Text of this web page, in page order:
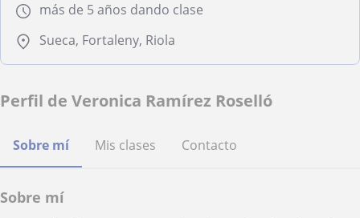
más de 5 años dando clase
Sueca, Fortaleny, Riola
Perfil de Veronica Ramírez Roselló
Sobre mí Mis clases Contacto
Sobre mí